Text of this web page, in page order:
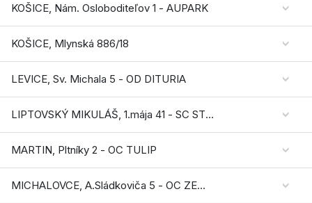
KOŠICE, Nám. Osloboditeľov 1 - AUPARK
KOŠICE, Mlynská 886/18
LEVICE, Sv. Michala 5 - OD DITURIA
LIPTOVSKÝ MIKULÁŠ, 1.mája 41 - SC STOP.SHOP
MARTIN, Pltníky 2 - OC TULIP
MICHALOVCE, A.Sládkoviča 5 - OC ZEMPLÍN